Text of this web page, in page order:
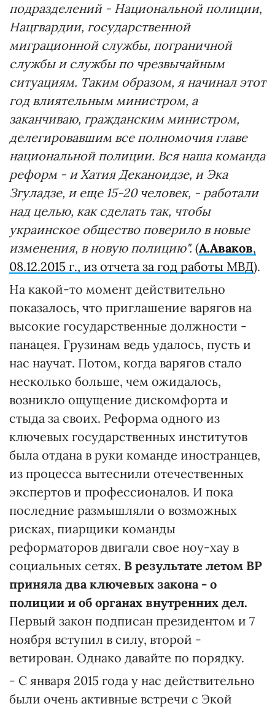
подразделений - Национальной полиции,
Нацгвардии, государственной
миграционной службы, пограничной
службы и службы по чрезвычайным
ситуациям. Таким образом, я начинал этот
год влиятельным министром, а
заканчиваю, гражданским министром,
делегировавшим все полномочия главе
национальной полиции. Вся наша команда
реформ - и Хатия Деканоидзе, и Эка
Згуладзе, и еще 15-20 человек, - работали
над целью, как сделать так, чтобы
украинское общество поверило в новые
изменения, в новую полицию". (А.Аваков,
08.12.2015 г., из отчета за год работы МВД).
На какой-то момент действительно
показалось, что приглашение варягов на
высокие государственные должности -
панацея. Грузинам ведь удалось, пусть и
нас научат. Потом, когда варягов стало
несколько больше, чем ожидалось,
возникло ощущение дискомфорта и
стыда за своих. Реформа одного из
ключевых государственных институтов
была отдана в руки команде иностранцев,
из процесса вытеснили отечественных
экспертов и профессионалов. И пока
последние размышляли о возможных
рисках, пиарщики команды
реформаторов двигали свое ноу-хау в
социальных сетях. В результате летом ВР
приняла два ключевых закона - о
полиции и об органах внутренних дел.
Первый закон подписан президентом и 7
ноября вступил в силу, второй -
ветирован. Однако давайте по порядку.
- С января 2015 года у нас действительно
были очень активные встречи с Экой